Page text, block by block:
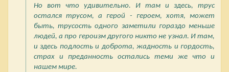
Но вот что удивительно. И там и здесь, трус
остался трусом, а герой - героем, хотя, может
быть, трусость одного заметили гораздо меньше
людей, а про героизм другого никто не узнал. И там,
и здесь подлость и доброта, жадность и гордость,
страх и преданность остались теми же что и
нашем мире.